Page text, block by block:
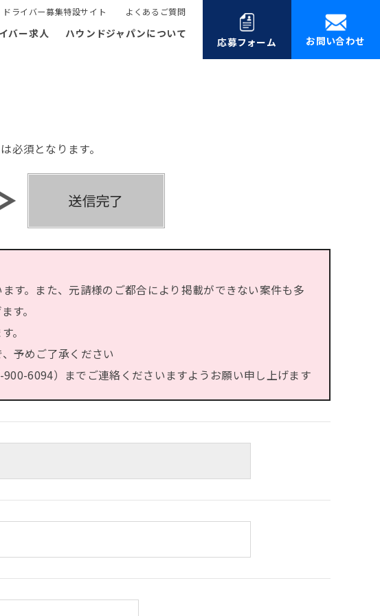
ドライバー募集特設サイト よくあるご質問
バー求人 ハウンドジャパンについて
応募フォーム お問い合わせ
必須となります。
す。また、元請様のご都合により掲載ができない案件も多
す。
。
予めご了承ください
6094）までご連絡くださいますようお願い申し上げます